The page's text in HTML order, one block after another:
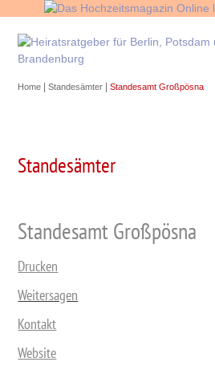
Home |Standesämter |Standesamt Großpösna
Standesämter
Standesamt Großpösna
Drucken
Weitersagen
Kontakt
Website